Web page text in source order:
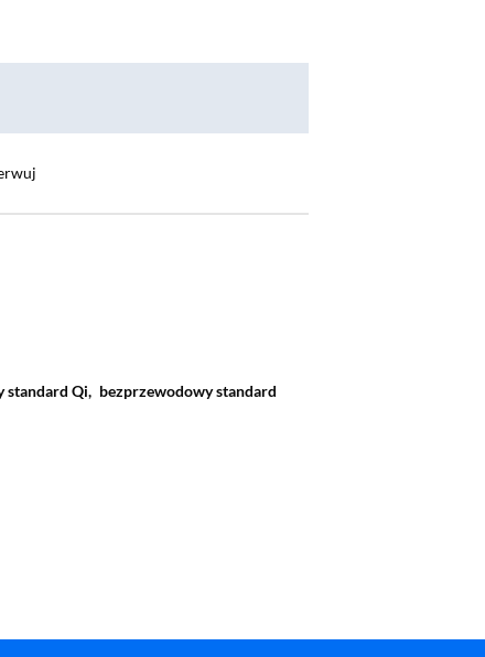
standard Qi, bezprzewodowy standard